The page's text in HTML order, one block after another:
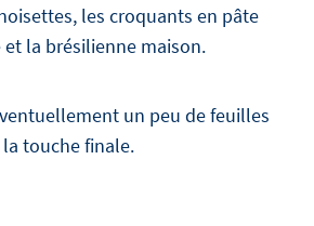
les croquants en pâte
la brésilienne maison.
un peu de feuilles
la touche finale.